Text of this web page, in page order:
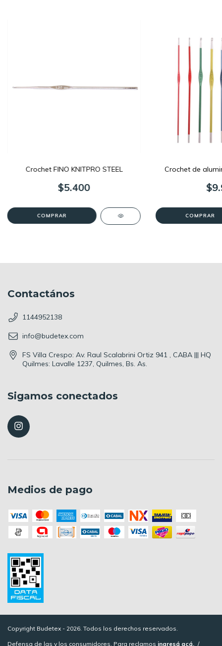
Crochet FINO KNITPRO STEEL
$5.400
COMPRAR
Crochet de
COMPRAR
Contactános
1144952138
info@budetex.com
FS Villa Crespo: Av. Raul Scalabrini Ortiz 941 , CABA ||| HQ
Quilmes: Lavalle 1237, Quilmes, Bs. As.
Sigamos conectados
Medios de pago
Copyright Budetex - 2026. Todos los derechos reservados.
Defensa de las y los consumidores. Para reclamos ingresá acá. /